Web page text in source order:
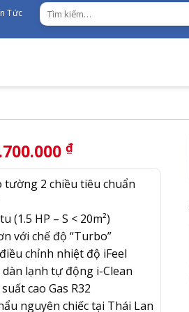
Tức
Tìm
kiếm:
₫.
₫
hiện
tại
6.700.000 ₫.
tường 2 chiều tiêu chuẩn
(1.5 HP – S < 20m²)
với chế độ “Turbo”
chỉnh nhiệt độ iFeel
dàn lạnh tự động i-Clean
cao Gas R32
nguyên chiếc tại Thái Lan